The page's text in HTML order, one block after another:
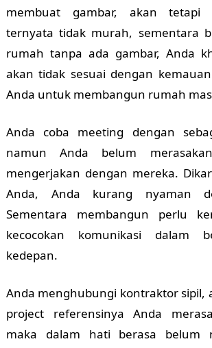
membuat gambar, akan tetapi
ternyata tidak murah, sementara
rumah tanpa ada gambar, Anda
akan tidak sesuai dengan
Anda untuk membangun rumah
Anda coba meeting dengan
namun Anda belum
mengerjakan dengan mereka.
Anda, Anda kurang nyaman
Sementara membangun perlu
kecocokan komunikasi dalam
kedepan.
Anda menghubungi kontraktor sipil,
project referensinya Anda
maka dalam hati berasa belum